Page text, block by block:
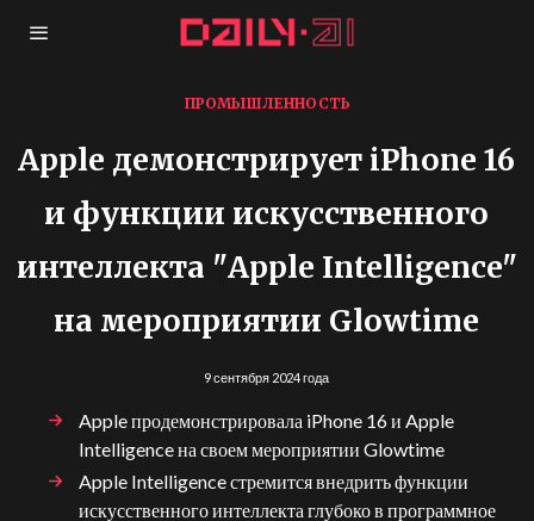
ПРОМЫШЛЕННОСТЬ
Apple демонстрирует iPhone 16
и функции искусственного
интеллекта "Apple Intelligence"
на мероприятии Glowtime
9 сентября 2024 года
Apple продемонстрировала iPhone 16 и Apple
Intelligence на своем мероприятии Glowtime
Apple Intelligence стремится внедрить функции
искусственного интеллекта глубоко в программное